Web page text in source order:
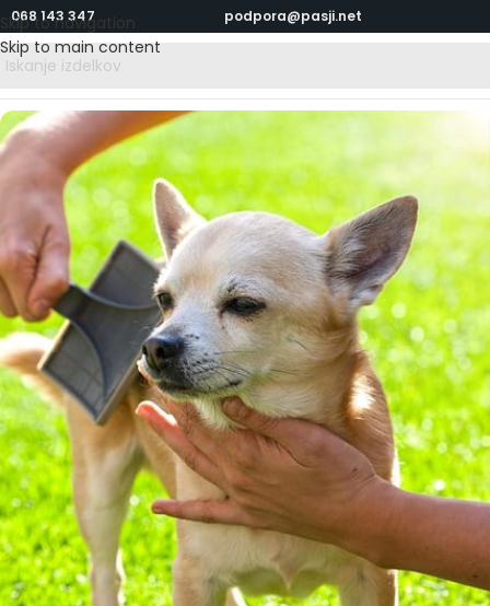
Skip to navigation
Skip to main content
068 143 347 podpora@pasji.net